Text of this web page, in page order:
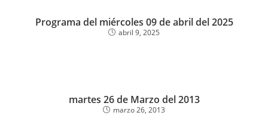
Programa del miércoles 09 de abril del 2025
abril 9, 2025
martes 26 de Marzo del 2013
marzo 26, 2013